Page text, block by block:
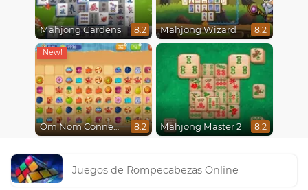
Mahjong Gardens 8.2 Mahjong Wizard 8.2
Om Nom Connect Classic 8.2 Mahjong Master 2 8.2
Juegos de Rompecabezas Online